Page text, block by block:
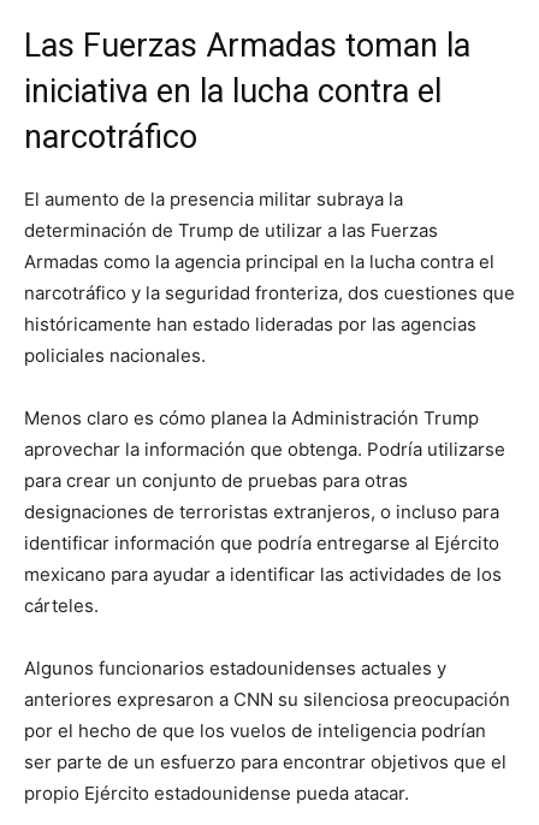
Las Fuerzas Armadas toman la
iniciativa en la lucha contra el
narcotráfico
El aumento de la presencia militar subraya la
determinación de Trump de utilizar a las Fuerzas
Armadas como la agencia principal en la lucha contra el
narcotráfico y la seguridad fronteriza, dos cuestiones que
históricamente han estado lideradas por las agencias
policiales nacionales.
Menos claro es cómo planea la Administración Trump
aprovechar la información que obtenga. Podría utilizarse
para crear un conjunto de pruebas para otras
designaciones de terroristas extranjeros, o incluso para
identificar información que podría entregarse al Ejército
mexicano para ayudar a identificar las actividades de los
cárteles.
Algunos funcionarios estadounidenses actuales y
anteriores expresaron a CNN su silenciosa preocupación
por el hecho de que los vuelos de inteligencia podrían
ser parte de un esfuerzo para encontrar objetivos que el
propio Ejército estadounidense pueda atacar.